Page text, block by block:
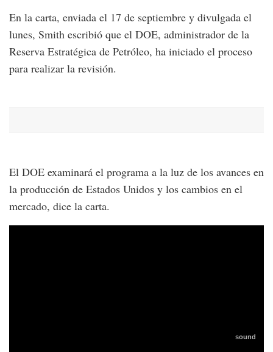
En la carta, enviada el 17 de septiembre y divulgada el
lunes, Smith escribió que el DOE, administrador de la
Reserva Estratégica de Petróleo, ha iniciado el proceso
para realizar la revisión.
El DOE examinará el programa a la luz de los avances en
la producción de Estados Unidos y los cambios en el
mercado, dice la carta.